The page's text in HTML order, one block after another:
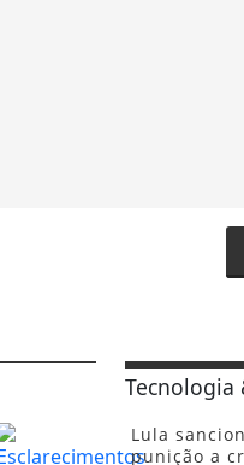
Tecnologia
Lula
punição a